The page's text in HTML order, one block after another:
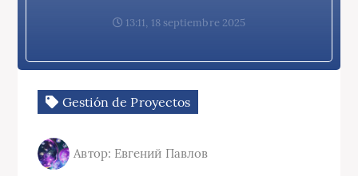
13:11, 18 septiembre 2025
Gestión de Proyectos
Автор: Евгений Павлов